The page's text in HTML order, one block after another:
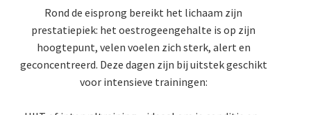
Rond de eisprong bereikt het lichaam zijn
prestatiepiek: het oestrogeengehalte is op zijn
hoogtepunt, velen voelen zich sterk, alert en
geconcentreerd. Deze dagen zijn bij uitstek geschikt
voor intensieve trainingen: